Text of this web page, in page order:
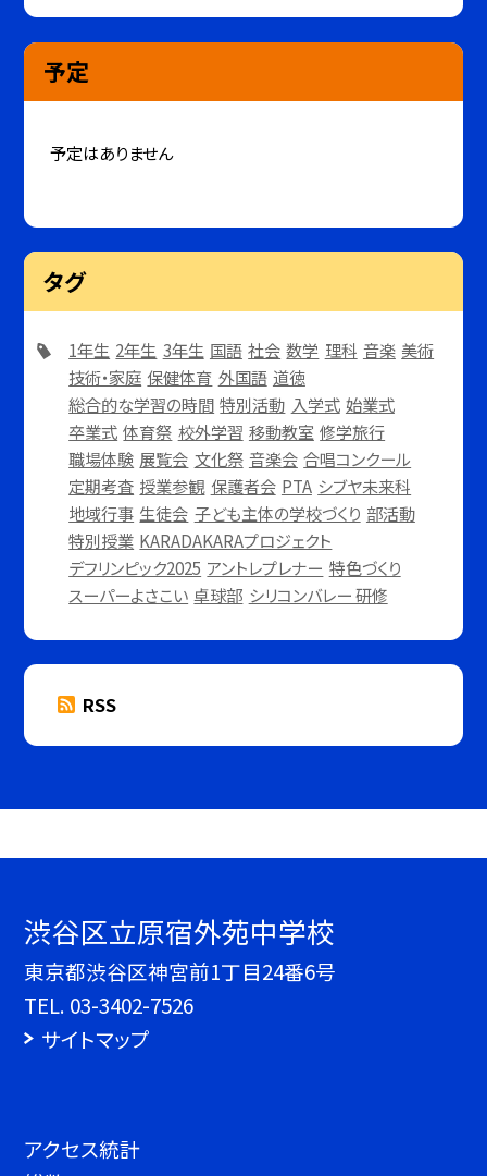
予定
予定はありません
タグ
1年生 2年生 3年生 国語 社会 数学 理科 音楽 美術
技術・家庭 保健体育 外国語 道徳
総合的な学習の時間 特別活動 入学式 始業式
卒業式 体育祭 校外学習 移動教室 修学旅行
職場体験 展覧会 文化祭 音楽会 合唱コンクール
定期考査 授業参観 保護者会 PTA シブヤ未来科
地域行事 生徒会 子ども主体の学校づくり 部活動
特別授業 KARADAKARAプロジェクト
デフリンピック2025 アントレプレナー 特色づくり
スーパーよさこい 卓球部 シリコンバレー 研修
RSS
渋谷区立原宿外苑中学校
東京都渋谷区神宮前1丁目24番6号
TEL. 03-3402-7526
サイトマップ
アクセス統計